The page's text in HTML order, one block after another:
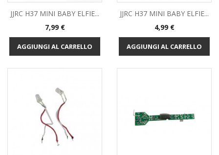
JJRC H37 MINI BABY ELFIE...
Prezzo
7,99 €
AGGIUNGI AL CARRELLO
JJRC H37 MINI BABY ELFIE...
Prezzo
4,99 €
AGGIUNGI AL CARRELLO